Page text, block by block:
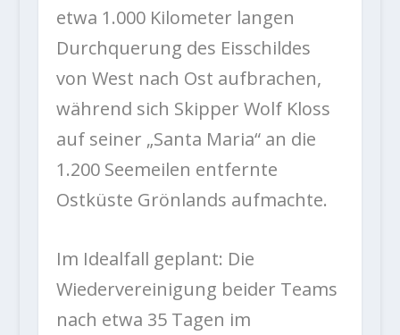
etwa 1.000 Kilometer langen
Durchquerung des Eisschildes
von West nach Ost aufbrachen,
während sich Skipper Wolf Kloss
auf seiner „Santa Maria“ an die
1.200 Seemeilen entfernte
Ostküste Grönlands aufmachte.
Im Idealfall geplant: Die
Wiedervereinigung beider Teams
nach etwa 35 Tagen im